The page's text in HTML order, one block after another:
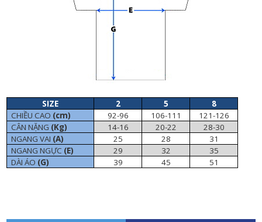
SIZE 2 5
8
CHIỀU CAO (cm) 92-96 106-111
121-126
CÂN NẶNG (Kg) 14-16 20-22
28-30
NGANG VAI (A) 25 28
31
NGANG NGỰC (E) 29 32
35
DÀI ÁO (G) 39 45 51